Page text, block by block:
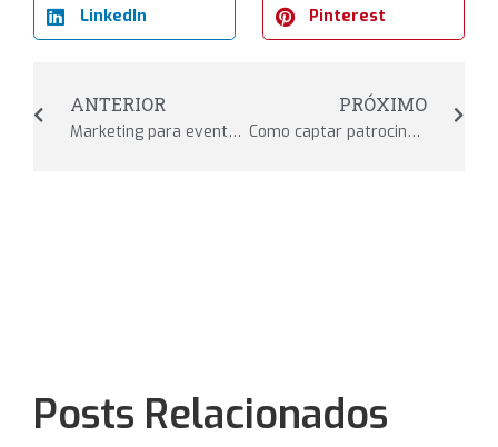
LinkedIn Pinterest
ANTERIOR
Marketing para eventos esportivos: estratégias que funcionam
PRÓXIMO
Como captar patrocinadores para eventos esportivos?
Posts Relacionados